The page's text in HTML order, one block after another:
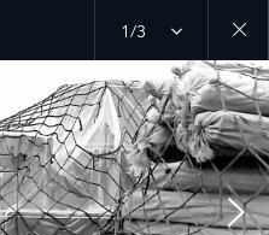
1/3
Close
gallery